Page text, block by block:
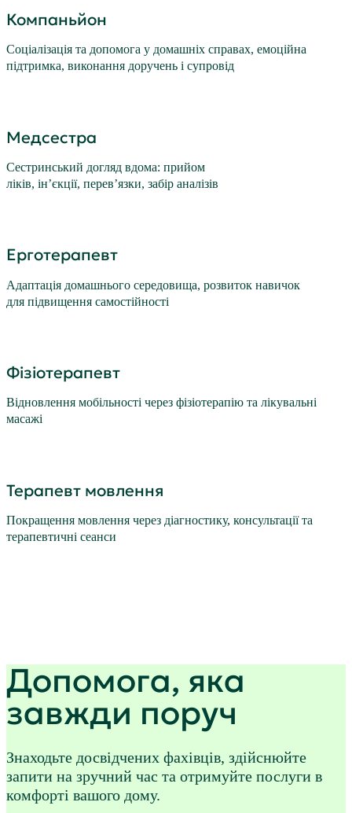
Компаньйон
Соціалізація та допомога у домашніх справах, емоційна
підтримка, виконання доручень і супровід
Медсестра
Сестринський догляд вдома: прийом
ліків, ін’єкції, перев’язки, забір аналізів
Ерготерапевт
Адаптація домашнього середовища, розвиток навичок
для підвищення самостійності
Фізіотерапевт
Відновлення мобільності через фізіотерапію та лікувальні
масажі
Терапевт мовлення
Покращення мовлення через діагностику, консультації та
терапевтичні сеанси
Допомога, яка
завжди поруч
Знаходьте досвідчених фахівців, здійснюйте
запити на зручний час та отримуйте послуги в
комфорті вашого дому.